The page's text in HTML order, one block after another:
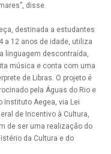
disse.
destinada a estudantes
a 12 anos de idade, utiliza
linguagem descontraída,
música e conta com uma
de Libras. O projeto é
pela Águas do Rio e
Instituto Aegea, via Lei
de Incentivo à Cultura,
de ser uma realização do
da Cultura e do